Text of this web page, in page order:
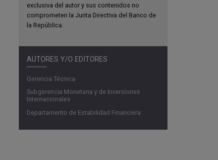
exclusiva del autor y sus contenidos no
comprometen la Junta Directiva del Banco de
la República.
AUTORES Y/O EDITORES
Gerencia Técnica
Subgerencia Monetaria y de Inversiones
Internacionales
Departamento de Estabilidad Financiera